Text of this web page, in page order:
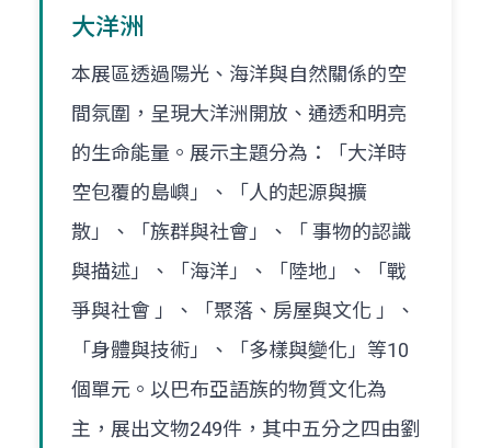
大洋洲
本展區透過陽光、海洋與自然關係的空
間氛圍，呈現大洋洲開放、通透和明亮
的生命能量。展示主題分為：「大洋時
空包覆的島嶼」、「人的起源與擴
散」、「族群與社會」、「 事物的認識
與描述」、「海洋」、「陸地」、「戰
爭與社會 」、「聚落、房屋與文化 」、
「身體與技術」、「多樣與變化」等10
個單元。以巴布亞語族的物質文化為
主，展出文物249件，其中五分之四由劉